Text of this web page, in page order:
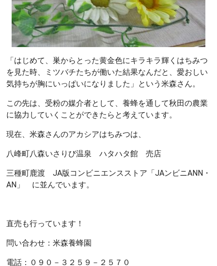
「はじめて、巣からとった黄金色にキラキラ輝くはちみつ
を見た時、ミツバチたちが働いた結果なんだと、愛おしい
気持ちが胸にいっぱいになりました」という米森さん。
この先は、受粉の媒介者として、養蜂を通して秋田の農業
に協力していくことができたらと考えています。
現在、米森さんのアカシアはちみつは、
八峰町八森いさりび温泉 ハタハタ館 売店
三種町鹿渡 JA版コンビニエンスストア「JAンビニANN・
AN」 に並んでいます。
直売も行っています！
問い合わせ：米森養蜂園
電話：０９０－３２５９－２５７０